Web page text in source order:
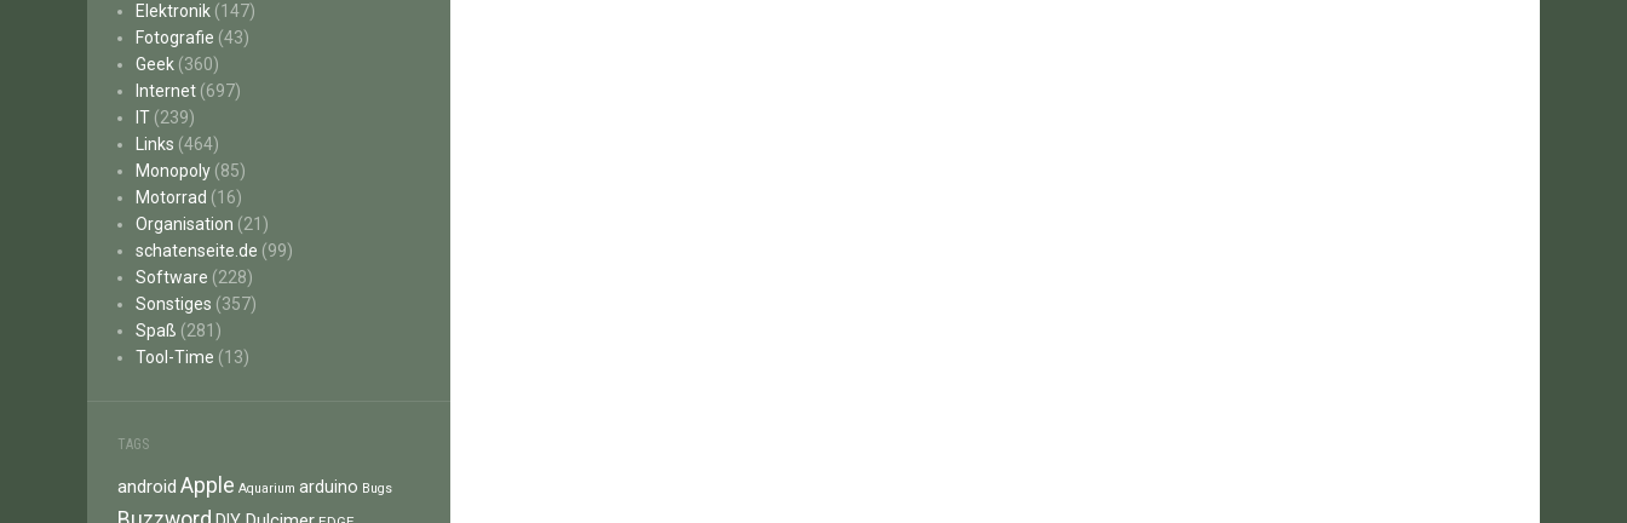
Elektronik (147)
Fotografie (43)
Geek (360)
Internet (697)
IT (239)
Links (464)
Monopoly (85)
Motorrad (16)
Organisation (21)
schatenseite.de (99)
Software (228)
Sonstiges (357)
Spaß (281)
Tool-Time (13)
TAGS
android Apple Aquarium arduino Bugs